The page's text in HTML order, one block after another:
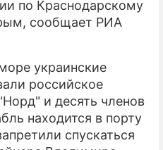
по Краснодарскому
сообщает РИА
украинские
российское
и десять членов
находится в порту
спускаться